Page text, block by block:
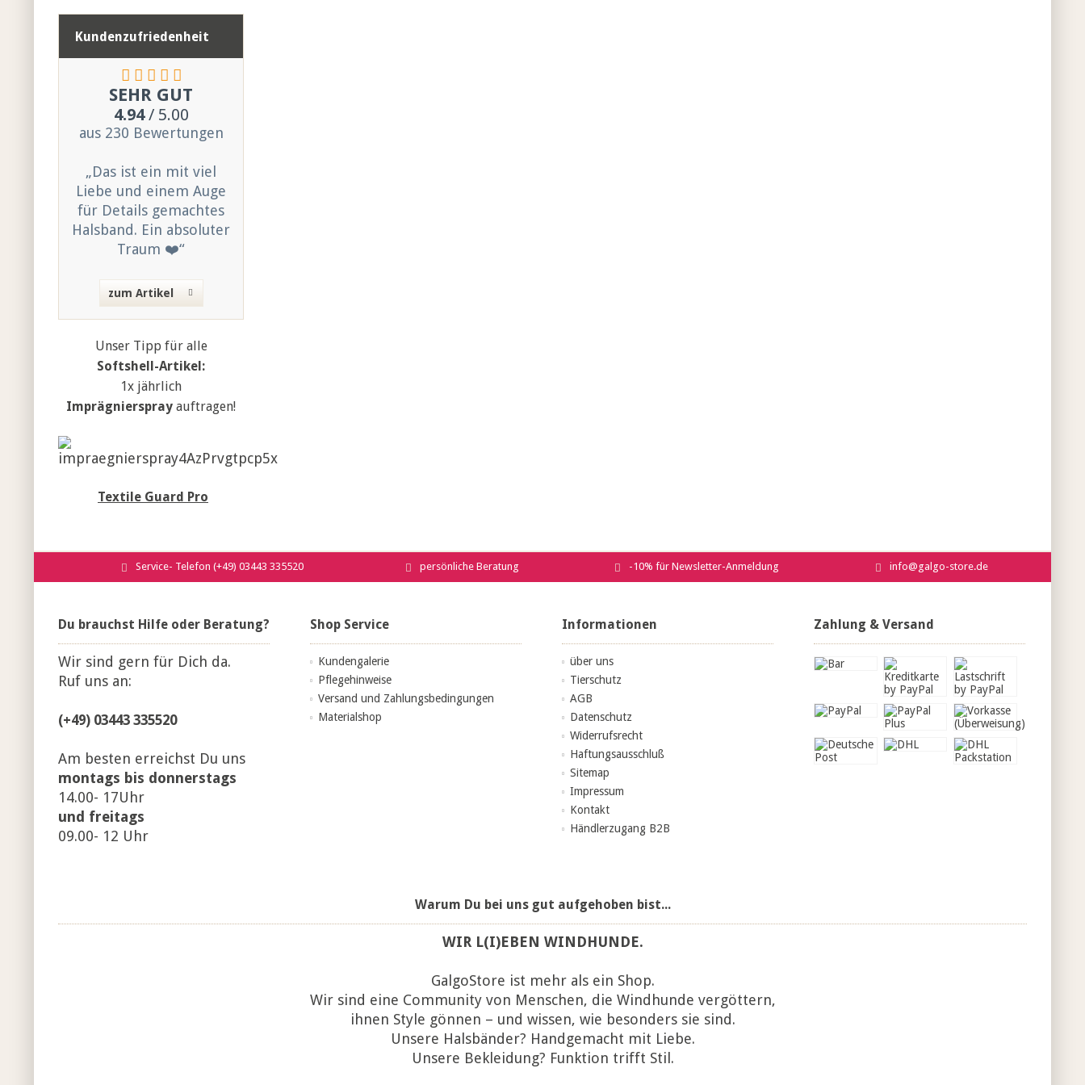
Kundenzufriedenheit
SEHR GUT
4.94/ 5.00
aus 230 Bewertungen
„Das ist ein mit viel
Liebe und einem Auge
für Details gemachtes
Halsband. Ein absoluter
Traum ❤️“
zum Artikel
Unser Tipp für alle
Softshell-Artikel:
1x jährlich
Imprägnierspray auftragen!
Textile Guard Pro
Service- Telefon (+49) 03443 335520 persönliche Beratung -10% für Newsletter-Anmeldung info@galgo-store.de
Du brauchst Hilfe oder Beratung?
Wir sind gern für Dich da.
Ruf uns an:
(+49) 03443 335520
Am besten erreichst Du uns
montags bis donnerstags
14.00- 17Uhr
und freitags
09.00- 12 Uhr
Shop Service
Kundengalerie
Pflegehinweise
Versand und Zahlungsbedingungen
Materialshop
Informationen
über uns
Tierschutz
AGB
Datenschutz
Widerrufsrecht
Haftungsausschluß
Sitemap
Impressum
Kontakt
Händlerzugang B2B
Zahlung & Versand
Warum Du bei uns gut aufgehoben bist...
WIR L(I)EBEN WINDHUNDE.
GalgoStore ist mehr als ein Shop.
Wir sind eine Community von Menschen, die Windhunde vergöttern,
ihnen Style gönnen – und wissen, wie besonders sie sind.
Unsere Halsbänder? Handgemacht mit Liebe.
Unsere Bekleidung? Funktion trifft Stil.